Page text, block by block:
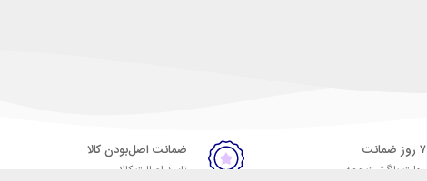
۷ روز ضمانت
مهلت بازگشت وجه
ضمانت اصل‌بودن کالا
تایید اصالت کالا